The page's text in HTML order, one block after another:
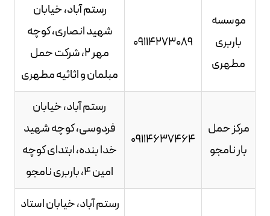
موسسه
باربری
مطهری
09114273089
رستم آباد، خیابان
شهید انصاری، کوچه
مهر 2، شرکت حمل
مبلمان و اثاثیه مطهری
مرکز حمل
بار نامجو
09114637464
رستم آباد، خیابان
فردوسی، کوچه شهید
خدا بنده، ابتدای کوچه
امین 4، باربری نامجو
رستم آباد، خیابان استاد